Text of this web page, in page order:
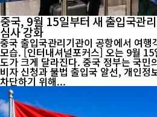
중국, 9월 15일부터 새 출입국관
심사 강화
중국 출입국관리기관이 공항에서 여행
모습. [인터내셔널포커스] 오는 9월 15일부터 중국의 출입국 관리제
도가 크게 달라진다. 중국 정부는 국민
비자 신청과 불법 출입국 알선, 개인정
차단하기 위해...